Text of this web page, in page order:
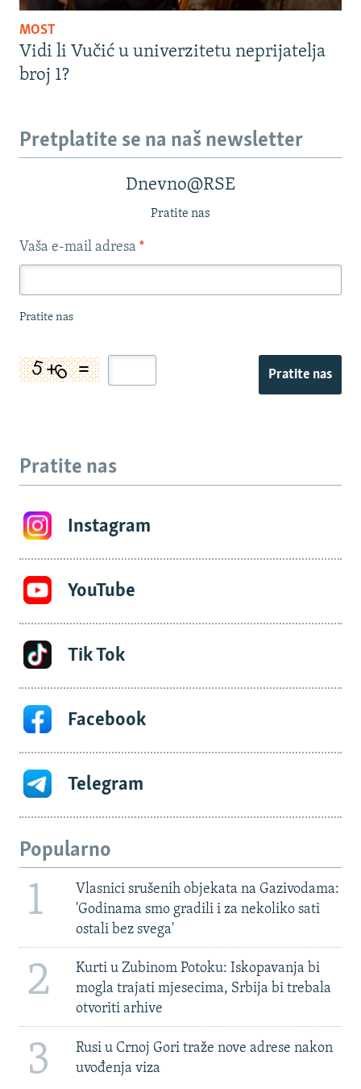
MOST
Vidi li Vučić u univerzitetu neprijatelja
broj 1?
Pretplatite se na naš newsletter
Dnevno@RSE
Pratite nas
Vaša e-mail adresa *
Pratite nas
Pratite nas
Pratite nas
Instagram
YouTube
Tik Tok
Facebook
Telegram
Popularno
1
Vlasnici srušenih objekata na Gazivodama:
'Godinama smo gradili i za nekoliko sati
ostali bez svega'
2
Kurti u Zubinom Potoku: Iskopavanja bi
mogla trajati mjesecima, Srbija bi trebala
otvoriti arhive
3
Rusi u Crnoj Gori traže nove adrese nakon
uvođenja viza